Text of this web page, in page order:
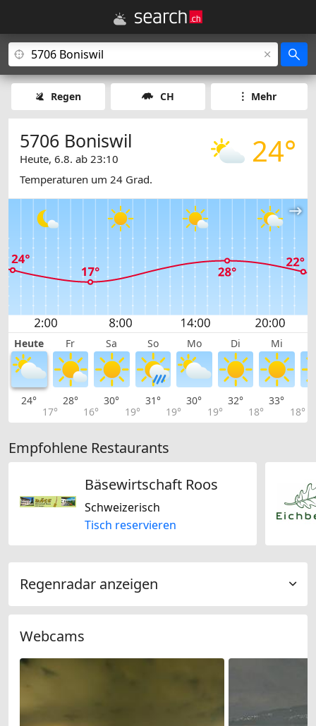
Regen CH Mehr
24°
5706 Boniswil
Heute, 6.8. ab 23:10
Temperaturen um 24 Grad.
Heute Fr Sa So Mo Di Mi
24°
17°
28°
16°
30°
19°
31°
19°
30°
19°
32°
18°
33°
18°
Empfohlene Restaurants
Bäsewirtschaft Roos
Schweizerisch
Tisch reservieren
Regenradar anzeigen
Webcams